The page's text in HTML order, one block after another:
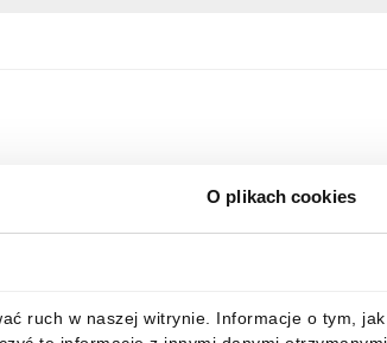
O plikach cookies
ruch w naszej witrynie. Informacje o tym,